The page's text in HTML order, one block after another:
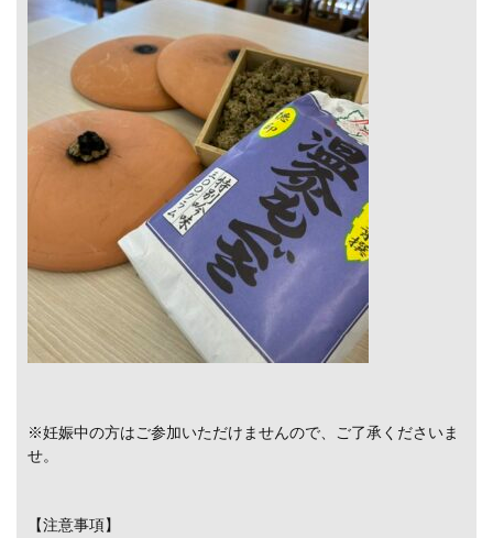
※妊娠中の方はご参加いただけませんので、ご了承くださいま
せ。
【注意事項】